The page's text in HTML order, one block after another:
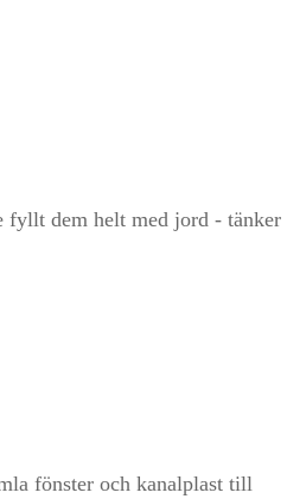
fyllt dem helt med jord - tänker
fönster och kanalplast till